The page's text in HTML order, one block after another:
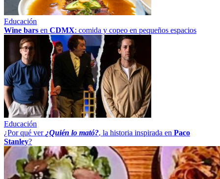
Educación
Wine bars en CDMX: comida y copeo en pequeños espacios
Educación
¿Por qué ver ¿Quién lo mató?, la historia inspirada en Paco
Stanley?